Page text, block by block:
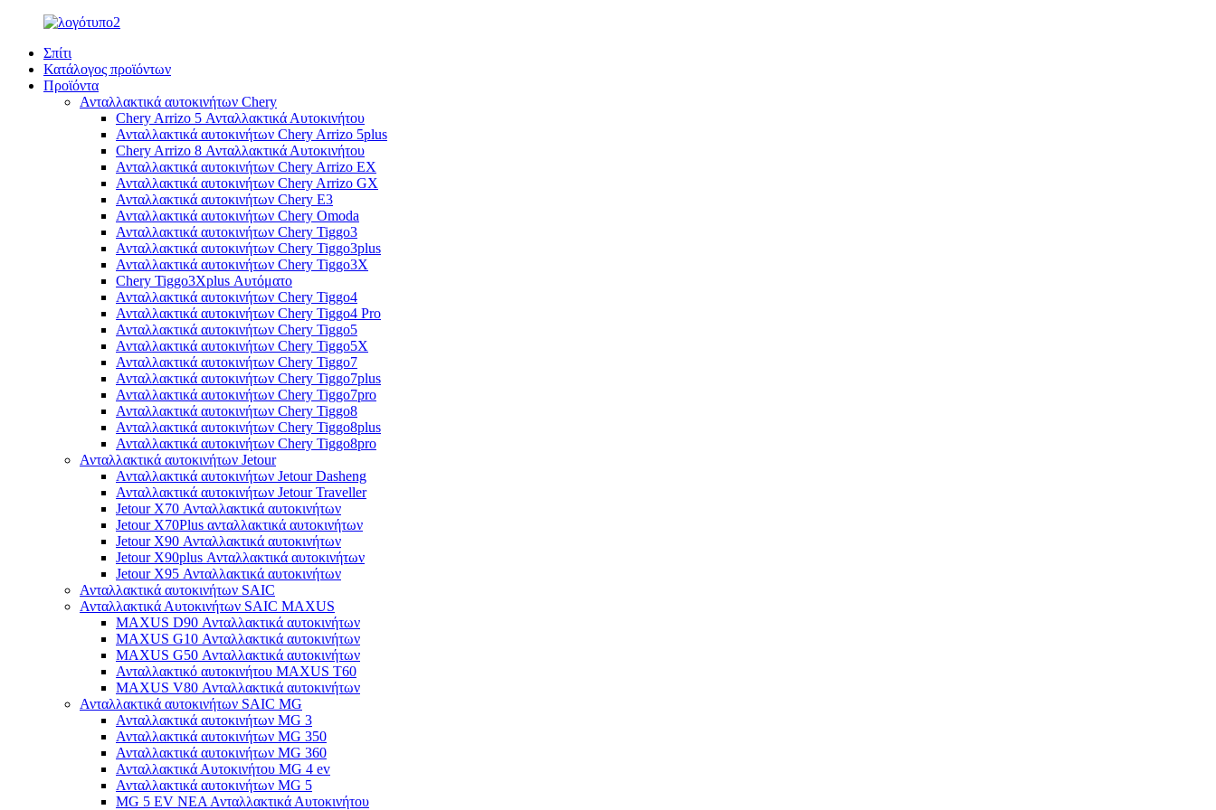
Σπίτι
Κατάλογος προϊόντων
Προϊόντα
Ανταλλακτικά αυτοκινήτων Chery
Chery Arrizo 5 Ανταλλακτικά Αυτοκινήτου
Ανταλλακτικά αυτοκινήτων Chery Arrizo 5plus
Chery Arrizo 8 Ανταλλακτικά Αυτοκινήτου
Ανταλλακτικά αυτοκινήτων Chery Arrizo EX
Ανταλλακτικά αυτοκινήτων Chery Arrizo GX
Ανταλλακτικά αυτοκινήτων Chery E3
Ανταλλακτικά αυτοκινήτων Chery Omoda
Ανταλλακτικά αυτοκινήτων Chery Tiggo3
Ανταλλακτικά αυτοκινήτων Chery Tiggo3plus
Ανταλλακτικά αυτοκινήτων Chery Tiggo3X
Chery Tiggo3Xplus Αυτόματο
Ανταλλακτικά αυτοκινήτων Chery Tiggo4
Ανταλλακτικά αυτοκινήτων Chery Tiggo4 Pro
Ανταλλακτικά αυτοκινήτων Chery Tiggo5
Ανταλλακτικά αυτοκινήτων Chery Tiggo5X
Ανταλλακτικά αυτοκινήτων Chery Tiggo7
Ανταλλακτικά αυτοκινήτων Chery Tiggo7plus
Ανταλλακτικά αυτοκινήτων Chery Tiggo7pro
Ανταλλακτικά αυτοκινήτων Chery Tiggo8
Ανταλλακτικά αυτοκινήτων Chery Tiggo8plus
Ανταλλακτικά αυτοκινήτων Chery Tiggo8pro
Ανταλλακτικά αυτοκινήτων Jetour
Ανταλλακτικά αυτοκινήτων Jetour Dasheng
Ανταλλακτικά αυτοκινήτων Jetour Traveller
Jetour X70 Ανταλλακτικά αυτοκινήτων
Jetour X70Plus ανταλλακτικά αυτοκινήτων
Jetour X90 Ανταλλακτικά αυτοκινήτων
Jetour X90plus Ανταλλακτικά αυτοκινήτων
Jetour X95 Ανταλλακτικά αυτοκινήτων
Ανταλλακτικά αυτοκινήτων SAIC
Ανταλλακτικά Αυτοκινήτων SAIC MAXUS
MAXUS D90 Ανταλλακτικά αυτοκινήτων
MAXUS G10 Ανταλλακτικά αυτοκινήτων
MAXUS G50 Ανταλλακτικά αυτοκινήτων
Ανταλλακτικό αυτοκινήτου MAXUS T60
MAXUS V80 Ανταλλακτικά αυτοκινήτων
Ανταλλακτικά αυτοκινήτων SAIC MG
Ανταλλακτικά αυτοκινήτων MG 3
Ανταλλακτικά αυτοκινήτων MG 350
Ανταλλακτικά αυτοκινήτων MG 360
Ανταλλακτικά Αυτοκινήτου MG 4 ev
Ανταλλακτικά αυτοκινήτων MG 5
MG 5 EV ΝΕΑ Ανταλλακτικά Αυτοκινήτου